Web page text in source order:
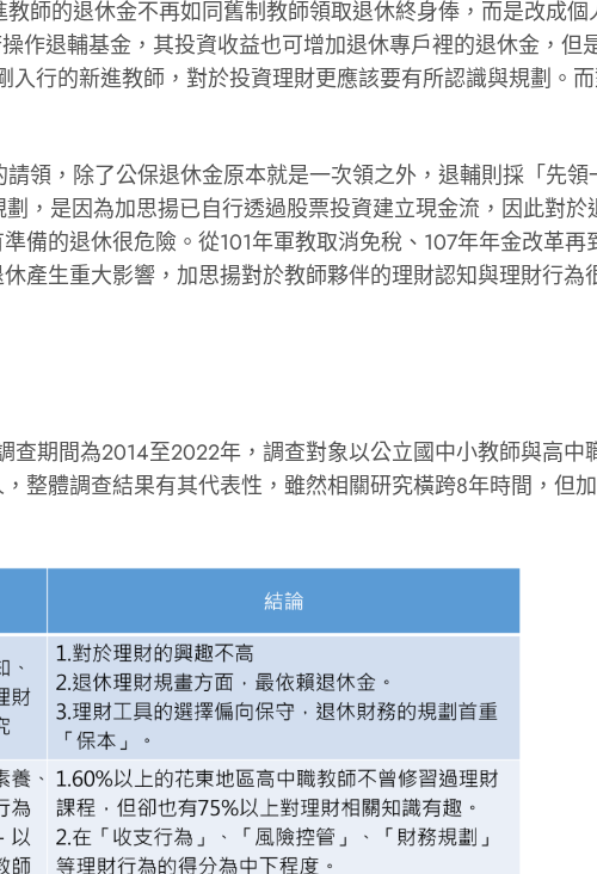
師的退休金不再如同舊制教師領取退休終身俸，而是改成個
作退輔基金，其投資收益也可增加退休專戶裡的退休金，但
行的新進教師，對於投資理財更應該要有所認識與規劃。
領，除了公保退休金原本就是一次領之外，退輔則採「先
，是因為加思揚已自行透過股票投資建立現金流，因此對
備的退休很危險。從101年軍教取消免稅、107年年金改革再
產生重大影響，加思揚對於教師夥伴的理財認知與理財行為
期間為2014至2022年，調查對象以公立國中小教師與高
整體調查結果有其代表性，雖然相關研究橫跨8年時間，但